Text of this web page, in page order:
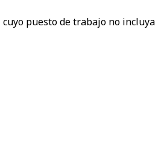
puesto de trabajo no incluya